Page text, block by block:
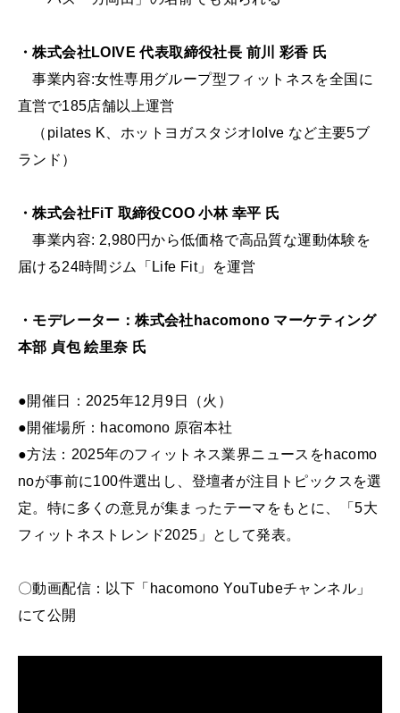
・株式会社LOIVE 代表取締役社長 前川 彩香 氏
事業内容:女性専用グループ型フィットネスを全国に
直営で185店舗以上運営
（pilates K、ホットヨガスタジオloIve など主要5ブ
ランド）
・株式会社FiT 取締役COO 小林 幸平 氏
事業内容: 2,980円から低価格で高品質な運動体験を
届ける24時間ジム「Life Fit」を運営
・モデレーター：株式会社hacomono マーケティング
本部 貞包 絵里奈 氏
●開催日：2025年12月9日（火）
●開催場所：hacomono 原宿本社
●方法：2025年のフィットネス業界ニュースをhacomo
noが事前に100件選出し、登壇者が注目トピックスを選
定。特に多くの意見が集まったテーマをもとに、「5大
フィットネストレンド2025」として発表。
〇動画配信：以下「hacomono YouTubeチャンネル」
にて公開